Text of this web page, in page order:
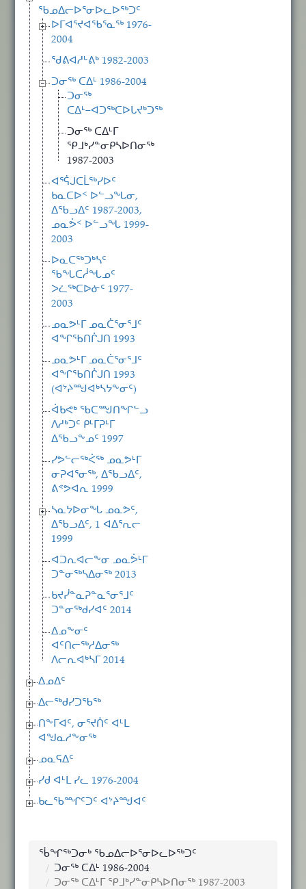
ᖃᓄᐃᓕᐅᕐᓂᐅᓚᐅᖅᑐᑦ
ᐅᒥᐊᕐᔪᐊᖃᕐᓇᖅ 1976-
2004
ᖁᕕᐊᓱᒡᕕᒃ 1982-2003
ᑐᓂᖅ ᑕᐃᒻ 1986-2004
ᑐᓂᖅ
ᑕᐃᒻ−ᐊᑐᖅᑕᐅᒐᔪᒃᑐᖅ
ᑐᓂᖅ ᑕᐃᒻᒥ
ᕿᒧᒃᓯᓐᓂᑭᓴᐅᑎᓂᖅ
1987-2003
ᐊᕐᕌᒍᑕᒫᖅᓯᐅᑦ
ᑲᓇᑕᐅᑉ ᐅᓪᓗᖓᓂ,
ᐃᖃᓗᐃᑦ 1987-2003,
ᓄᓇᕘᑉ ᐅᓪᓗᖓ 1999-
2003
ᐅᓇᑕᖅᑐᒃᓴᑦ
ᖃᖓᑕᓲᖓᓄᑦ
ᐳᓛᖅᑕᐅᓃᑦ 1977-
2003
ᓄᓇᕗᒻᒥ ᓄᓇᑖᕐᓂᕐᒧᑦ
ᐊᖏᖃᑎᒌᒍᑎ 1993
ᓄᓇᕗᒻᒥ ᓄᓇᑖᕐᓂᕐᒧᑦ
ᐊᖏᖃᑎᒌᒍᑎ 1993
(ᐊᔾᔨᙳᐊᒃᓴᔭᖕᓂᑦ)
ᐋᑲᕙᒃ ᖃᑕᙳᑎᖏᓪᓗ
ᐱᓱᒃᑐᑦ ᑭᒻᒥᕈᒻᒥ
ᐃᖃᓗᖕᓄᑦ 1997
ᓯᕗᓪᓕᖅᐹᖅ ᓄᓇᕗᒻᒥ
ᓂᕈᐊᕐᓂᖅ, ᐃᖃᓗᐃᑦ,
ᕕᕝᕗᐊᕆ 1999
ᓴᓇᔭᐅᓂᖓ ᓄᓇᕗᑦ,
ᐃᖃᓗᐃᑦ, 1 ᐊᐃᕐᕆᓕ
1999
ᐊᑐᕆᐊᓕᖕᓂ ᓄᓇᕘᒻᒥ
ᑐᓐᓂᖅᓴᐃᓂᖅ 2013
ᑲᔪᓰᓐᓇᕈᓐᓇᕐᓂᕐᒧᑦ
ᑐᓐᓂᖅᑯᓯᐊᑦ 2014
ᐃᓄᖕᓂᑦ
ᐊᑦᑎᓕᖅᓱᐃᓂᖅ
ᐱᓕᕆᐊᒃᓴᒥ 2014
ᐃᓄᐃᑦ
ᐃᓕᖅᑯᓯᑐᖃᖅ
ᑎᖕᒥᐊᑦ, ᓂᕐᔪᑏᑦ ᐊᒻᒪ
ᐊᖑᓇᓱᖕᓂᖅ
ᓄᓇᕋᐃᑦ
ᓯᑯ ᐊᒻᒪ ᓯᓚ 1976-2004
ᑲᓚᖃᙱᑦᑐᑦ ᐊᔾᔨᙳᐊᑦ
ᖄᖏᖅᑐᓂᒃ ᖃᓄᐃᓕᐅᕐᓂᐅᓚᐅᖅᑐᑦ
ᑐᓂᖅ ᑕᐃᒻ 1986-2004
ᑐᓂᖅ ᑕᐃᒻᒥ ᕿᒧᒃᓯᓐᓂᑭᓴᐅᑎᓂᖅ 1987-2003